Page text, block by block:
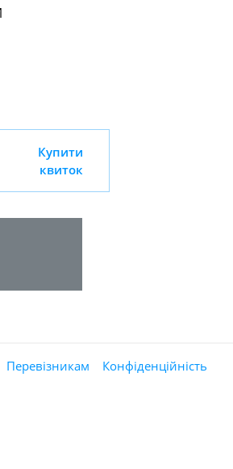
Купити
квиток
Перевізникам Конфіденційність